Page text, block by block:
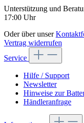
Unterstützung und
17:00 Uhr
Oder über unser
Vertrag widerrufen
Service
Hilfe / Support
Newsletter
Hinweise zur
Händleranfrage